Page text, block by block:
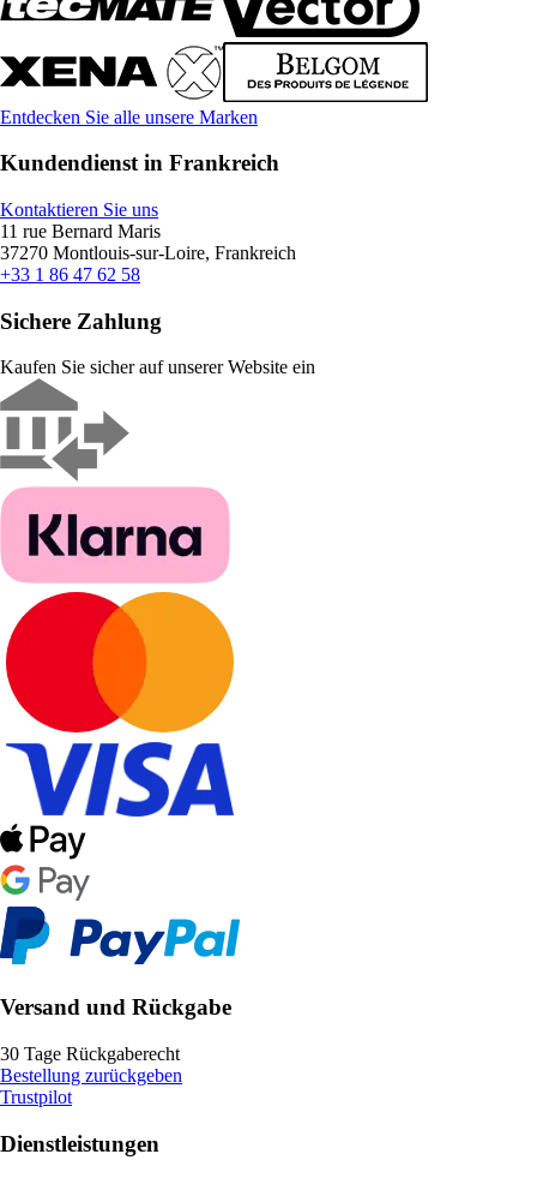
Entdecken Sie alle unsere Marken
Kundendienst in Frankreich
Kontaktieren Sie uns
11 rue Bernard Maris
37270 Montlouis-sur-Loire, Frankreich
+33 1 86 47 62 58
Sichere Zahlung
Kaufen Sie sicher auf unserer Website ein
Versand und Rückgabe
30 Tage Rückgaberecht
Bestellung zurückgeben
Trustpilot
Dienstleistungen